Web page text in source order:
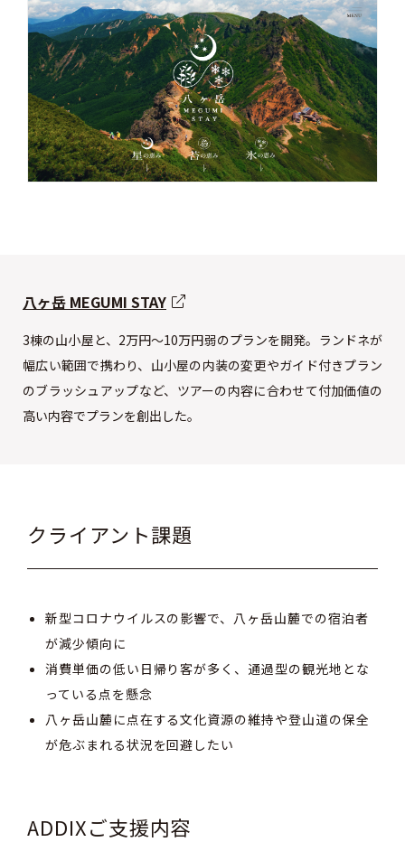
八ヶ岳 MEGUMI STAY
3棟の山小屋と、2万円～10万円弱のプランを開発。ランドネが
幅広い範囲で携わり、山小屋の内装の変更やガイド付きプラン
のブラッシュアップなど、ツアーの内容に合わせて付加価値の
高い内容でプランを創出した。
クライアント課題
新型コロナウイルスの影響で、八ヶ岳山麓での宿泊者
が減少傾向に
消費単価の低い日帰り客が多く、通過型の観光地とな
っている点を懸念
八ヶ岳山麓に点在する文化資源の維持や登山道の保全
が危ぶまれる状況を回避したい
ADDIXご支援内容